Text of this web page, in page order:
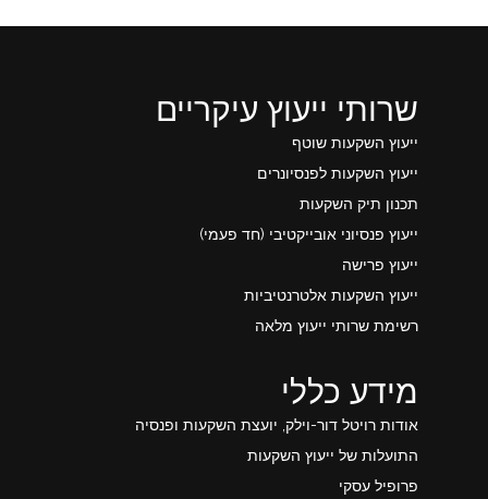
שרותי ייעוץ עיקריים
ייעוץ השקעות שוטף
ייעוץ השקעות לפנסיונרים
תכנון תיק השקעות
ייעוץ פנסיוני אובייקטיבי (חד פעמי)
ייעוץ פרישה
ייעוץ השקעות אלטרנטיביות
רשימת שרותי ייעוץ מלאה
מידע כללי
אודות רויטל דור-וילק, יועצת השקעות ופנסיה
התועלות של ייעוץ השקעות
פרופיל עסקי